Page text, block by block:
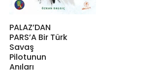
PALAZ’DAN
PARS’A Bir Türk
Savaş
Pilotunun
Anıları